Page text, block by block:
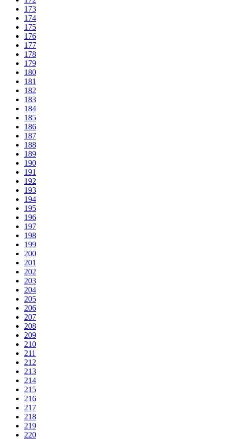
173
174
175
176
177
178
179
180
181
182
183
184
185
186
187
188
189
190
191
192
193
194
195
196
197
198
199
200
201
202
203
204
205
206
207
208
209
210
211
212
213
214
215
216
217
218
219
220